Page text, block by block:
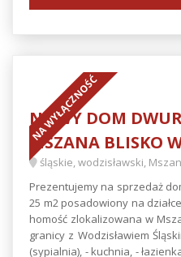
NA WYŁĄCZNOŚĆ
NOWY DOM
MSZANA BLISKO
śląskie, wodzisławski,
Prezentujemy na sprzedaż
25 m2 posadowiony na
homość zlokalizowana w
granicy z Wodzisławiem
(sypialnia), - kuchnia, -